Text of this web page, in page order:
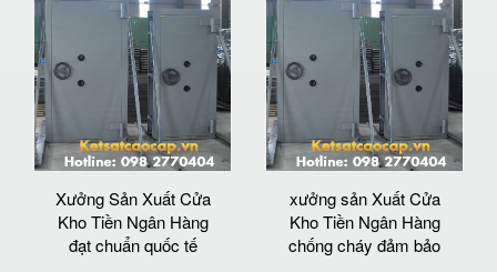
Xưởng Sản Xuất Cửa
Kho Tiền Ngân Hàng
đạt chuẩn quốc tế
xưởng sản Xuất Cửa
Kho Tiền Ngân Hàng
chống cháy đảm bảo